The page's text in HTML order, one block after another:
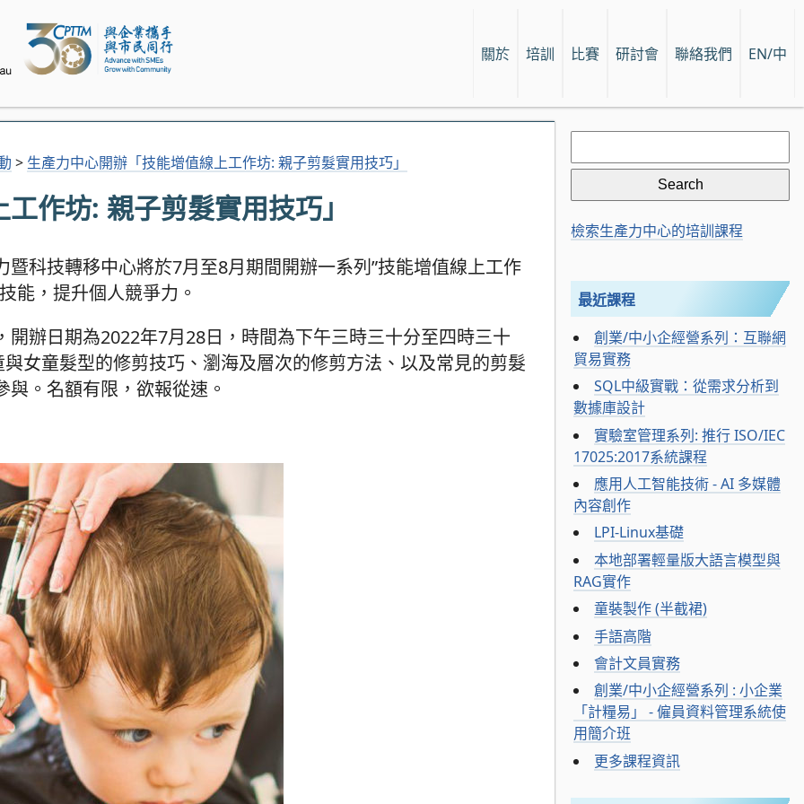
關於 培訓 比賽 研討會 聯絡我們 EN/中
> 生產力中心開辦「技能增值線上工作坊: 親子剪髮實用技巧」
作坊: 親子剪髮實用技巧」
科技轉移中心將於7月至8月期間開辦一系列”技能增值線上工作
能，提升個人競爭力。
辦日期為2022年7月28日，時間為下午三時三十分至四時三十
女童髮型的修剪技巧、瀏海及層次的修剪方法、以及常見的剪髮
。名額有限，欲報從速。
Search
for:
檢索生產力中心的培訓課程
最近課程
創業/中小企經營系列：互聯網
貿易實務
SQL中級實戰：從需求分析到
數據庫設計
實驗室管理系列: 推行 ISO/IEC
17025:2017系統課程
應用人工智能技術 - AI 多媒體
內容創作
LPI-Linux基礎
本地部署輕量版大語言模型與
RAG實作
童裝製作 (半截裙)
手語高階
會計文員實務
創業/中小企經營系列 : 小企業
「計糧易」 - 僱員資料管理系統使
用簡介班
更多課程資訊